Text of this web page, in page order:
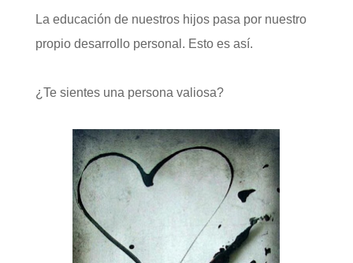
La educación de nuestros hijos pasa por nuestro
propio desarrollo personal. Esto es así.
¿Te sientes una persona valiosa?